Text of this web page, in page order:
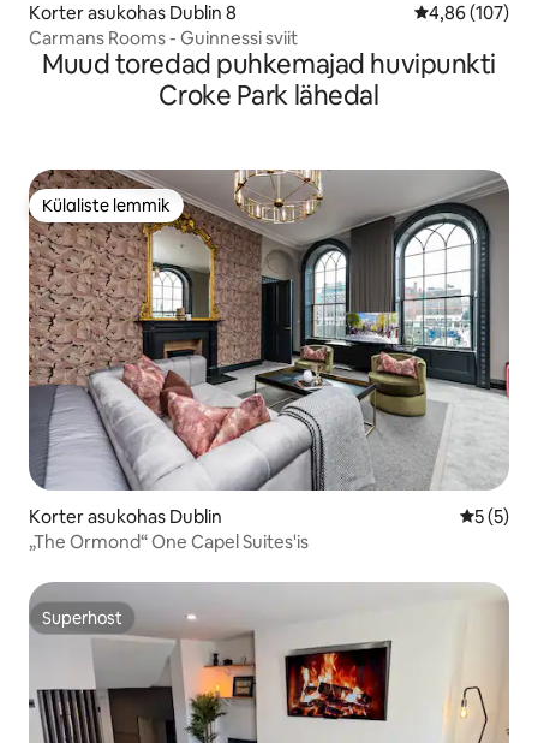
Korter asukohas Dublin 8 Keskmine
4,86 (107)
Carmans Rooms - Guinnessi sviit
Muud toredad puhkemajad huvipunkti
Croke Park lähedal
Külaliste lemmik
Külaliste lemmik
Korter asukohas Dublin
5 (5)
„The Ormond“ One Capel Suites'is
Superhost
Superhost